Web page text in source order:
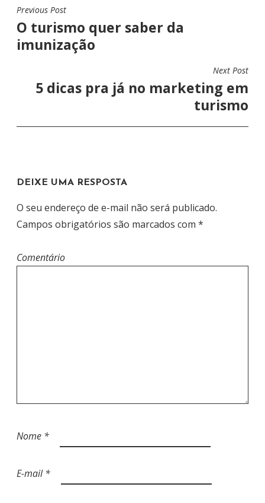
N
A
V
E
P
O
T
Previous Post
O turismo quer saber da
imunização
Next Post
5 dicas pra já no marketing em
turismo
DEIXE UMA RESPOSTA
O seu endereço de e-mail não será publicado.
Campos obrigatórios são marcados com *
Comentário
Nome *
E-mail*